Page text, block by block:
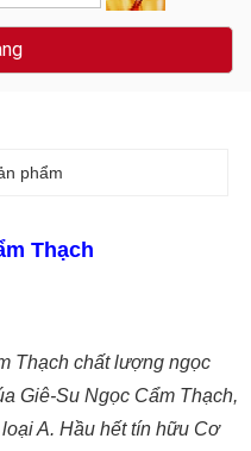
phẩm
Thạch
Thạch chất lượng ngọc
Giê-Su Ngọc Cẩm Thạch,
A. Hầu hết tín hữu Cơ